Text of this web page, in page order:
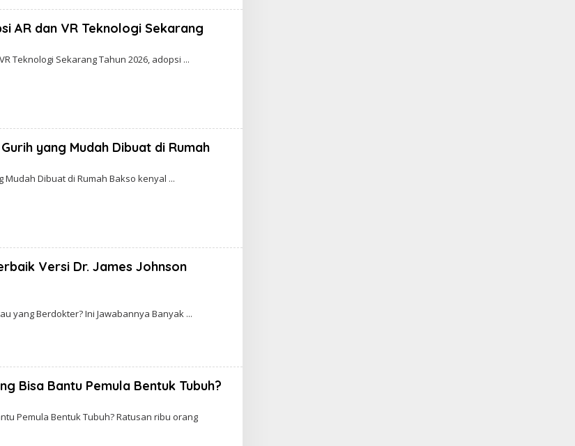
AR dan VR Teknologi Sekarang
Teknologi Sekarang Tahun 2026, adopsi
yang Mudah Dibuat di Rumah
Mudah Dibuat di Rumah Bakso kenyal
Versi Dr. James Johnson
yang Berdokter? Ini Jawabannya Banyak
Bisa Bantu Pemula Bentuk Tubuh?
Pemula Bentuk Tubuh? Ratusan ribu orang